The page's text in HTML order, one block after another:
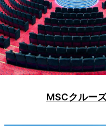
MSCクルー